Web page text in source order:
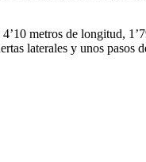
4’10 metros de longitud,
laterales y unos pasos